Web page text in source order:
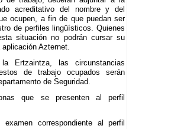
acreditativo del nombre y del
ocupen, a fin de que puedan ser
de perfiles lingüísticos. Quienes
situación no podrán cursar su
Azternet.
Ertzaintza, las circunstancias
de trabajo ocupados serán
de Seguridad.
que se presenten al perfil
examen correspondiente al perfil